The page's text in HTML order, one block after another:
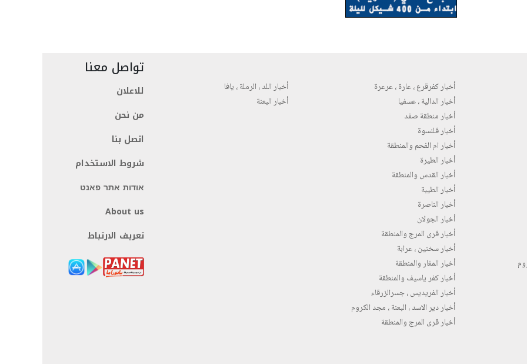
أخبار كفرقرع ، عارة ، عرعرة
أخبار الدالية ، عسفيا
أخبار منطقة صفد
أخبار قلنسوة
أخبار ام الفحم والمنطقة
أخبار الطيرة
أخبار القدس والمنطقة
أخبار الطيبة
أخبار الناصرة
أخبار الجولان
أخبار قرى المرج والمنطقة
أخبار سخنين ، عرابة
أخبار المغار والمنطقة
أخبار كفر ياسيف والمنطقة
أخبار الفريديس ، جسرالزرقاء
أخبار دير الاسد ، البعنة ، مجد الكروم
أخبار قرى المرج والمنطقة
أخبار اللد ، الرملة ، يافا
أخبار البعنة
تواصل معنا
للاعلان
من نحن
اتصل بنا
شروط الاستخدام
אודות אתר פאנט
About us
تعريف الارتباط